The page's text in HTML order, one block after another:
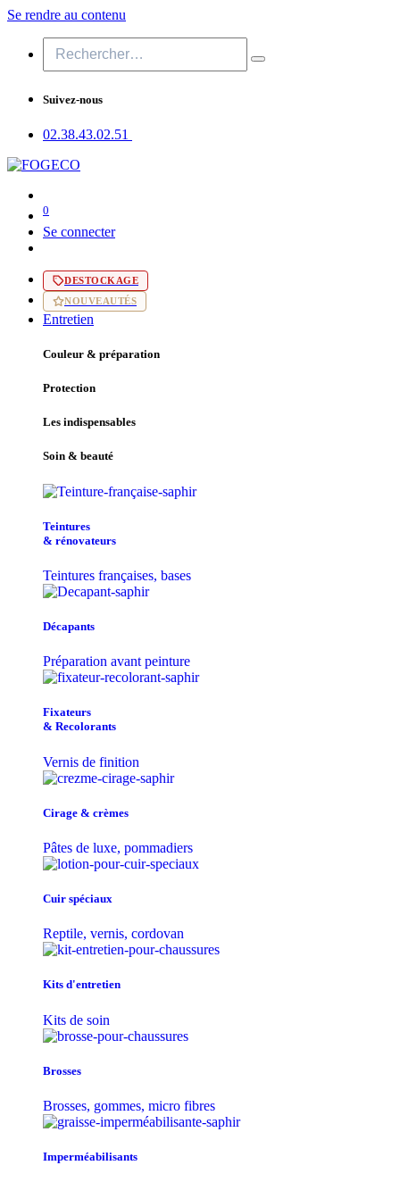
Se rendre au contenu
Suivez-nous
02.38.43​.02.51
0
Se connecter
DESTOCKAGE
NOUVEAUTÉS
Entretien
Couleur & préparation
Protection
Les indispensables
Soin & beauté
Teintu​res
& r​é​novateurs
Teintures françaises, bases
Décapants
Préparation avant peinture
Fixateurs
& Recolorants
Vernis de finition
Cirage & crèmes
Pâtes de luxe, pommadiers
Cuir spéciaux
Reptile, vernis, cordovan
Kits d'entretien
Kits de soin
Brosses
Brosses, gommes, micro fibres
Imperméabilisants